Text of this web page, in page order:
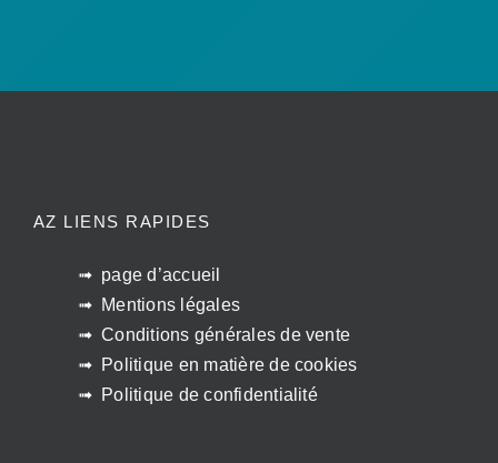
AZ LIENS RAPIDES
page d’accueil
Mentions légales
Conditions générales de vente
Politique en matière de cookies
Politique de confidentialité